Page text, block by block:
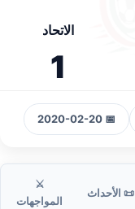
الاتحاد
1
📅 2020-02-20
📜 الأحداث
⚔️
المواجهات